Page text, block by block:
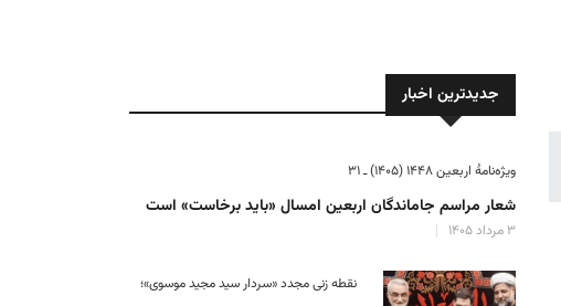
جدیدترین اخبار
ویژه‌نامهٔ اربعین ۱۴۴۸ (۱۴۰۵) ـ ۳۱
شعار مراسم جاماندگان اربعین امسال «باید برخاست» است
۳ مرداد ۱۴۰۵
نقطه زنی مجدد «سردار سید مجید موسوی»؛